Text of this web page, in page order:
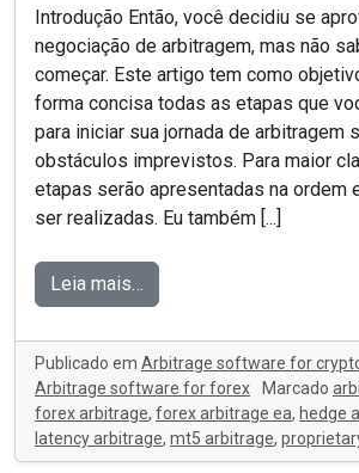
Introdução Então, você decidiu se
negociação de arbitragem, mas não
começar. Este artigo tem como
forma concisa todas as etapas que
para iniciar sua jornada de arbitragem
obstáculos imprevistos. Para maior
etapas serão apresentadas na ordem
ser realizadas. Eu também [...]
Leia mais…
Publicado em Arbitrage software for
Arbitrage software for forex
Marcado
forex arbitrage, forex arbitrage ea, hedge
latency arbitrage, mt5 arbitrage,